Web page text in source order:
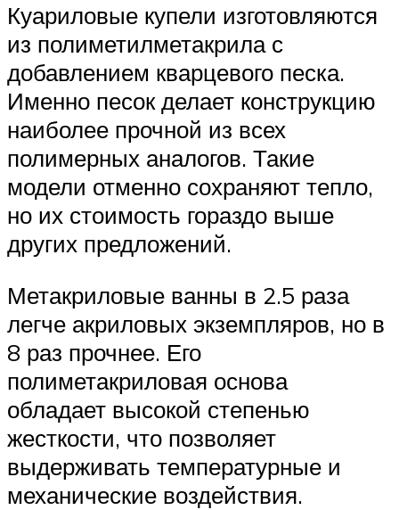
Куариловые купели изготовляются
из полиметилметакрила с
добавлением кварцевого песка.
Именно песок делает конструкцию
наиболее прочной из всех
полимерных аналогов. Такие
модели отменно сохраняют тепло,
но их стоимость гораздо выше
других предложений.
Метакриловые ванны в 2.5 раза
легче акриловых экземпляров, но в
8 раз прочнее. Его
полиметакриловая основа
обладает высокой степенью
жесткости, что позволяет
выдерживать температурные и
механические воздействия.